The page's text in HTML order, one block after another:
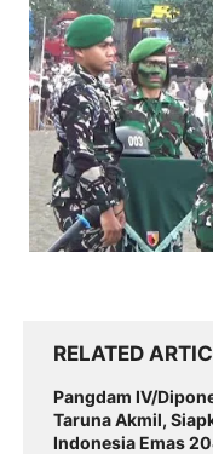
RELATED
Pangdam IV/
Taruna Akmil,
Indonesia Emas